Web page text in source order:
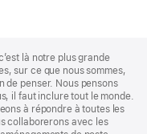
là notre plus grande
sur ce que nous sommes,
de penser. Nous pensons
il faut inclure tout le monde.
à répondre à toutes les
collaborerons avec les